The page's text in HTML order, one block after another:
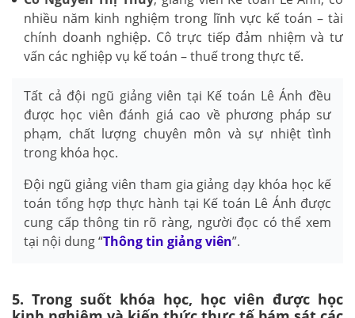
nhiều năm kinh nghiệm trong lĩnh vực kế toán – tài
chính doanh nghiệp. Cô trực tiếp đảm nhiệm và tư
vấn các nghiệp vụ kế toán – thuế trong thực tế.
Tất cả đội ngũ giảng viên tại Kế toán Lê Ánh đều
được học viên đánh giá cao về phương pháp sư
phạm, chất lượng chuyên môn và sự nhiệt tình
trong khóa học.
Đội ngũ giảng viên tham gia giảng dạy khóa học kế
toán tổng hợp thực hành tại Kế toán Lê Ánh được
cung cấp thông tin rõ ràng, người đọc có thể xem
tại nội dung “Thông tin giảng viên”.
5. Trong suốt khóa học, học viên được học